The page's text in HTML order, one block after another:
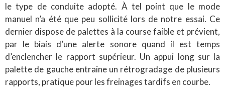
le type de conduite adopté. À tel point que le mode
manuel n’a été que peu sollicité lors de notre essai. Ce
dernier dispose de palettes à la course faible et prévient,
par le biais d’une alerte sonore quand il est temps
d’enclencher le rapport supérieur. Un appui long sur la
palette de gauche entraine un rétrogradage de plusieurs
rapports, pratique pour les freinages tardifs en courbe.